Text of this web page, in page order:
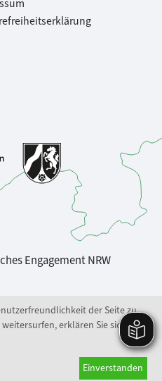
Engagement NRW
der Seite zu
erklären Sie sich mit
Einverstanden